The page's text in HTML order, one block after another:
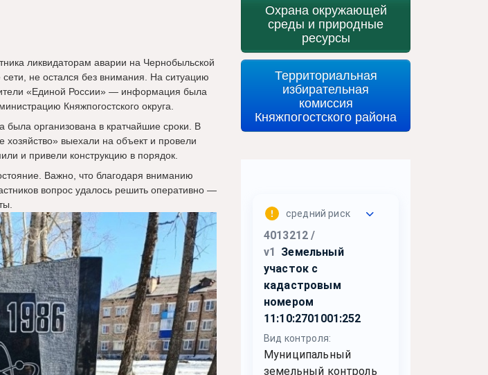
ликвидаторам аварии на Чернобыльской
не остался без внимания. На ситуацию
«Единой России» — информация была
Княжпогостского округа.
была организована в кратчайшие сроки. В
выехали на объект и провели
и привели конструкцию в порядок.
Важно, что благодаря вниманию
вопрос удалось решить оперативно —
Охрана окружающей
среды и природные
ресурсы
Территориальная
избирательная
комиссия
Княжпогостского района